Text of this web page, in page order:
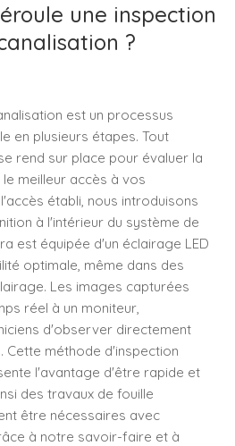
une inspection
?
est un processus
en plusieurs étapes. Tout
rend sur place pour évaluer la
meilleur accès à vos
établi, nous introduisons
à l'intérieur du système de
est équipée d'un éclairage LED
optimale, même dans des
Les images capturées
réel à un moniteur,
d'observer directement
Cette méthode d'inspection
l'avantage d'être rapide et
des travaux de fouille
être nécessaires avec
à notre savoir-faire et à